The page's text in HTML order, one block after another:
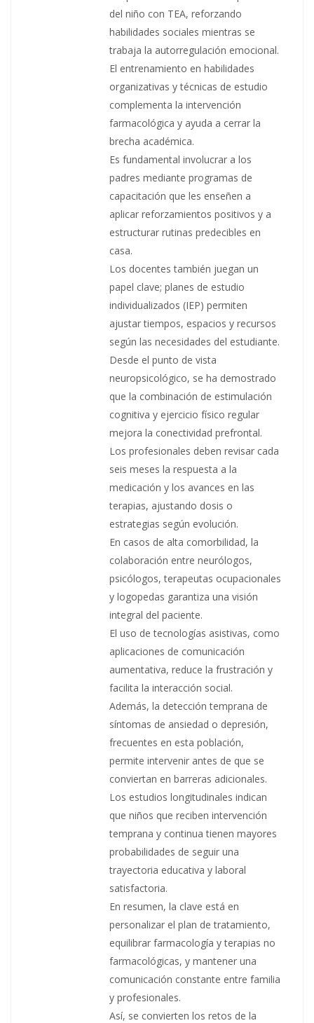
del niño con TEA, reforzando
habilidades sociales mientras se
trabaja la autorregulación emocional.
El entrenamiento en habilidades
organizativas y técnicas de estudio
complementa la intervención
farmacológica y ayuda a cerrar la
brecha académica.
Es fundamental involucrar a los
padres mediante programas de
capacitación que les enseñen a
aplicar reforzamientos positivos y a
estructurar rutinas predecibles en
casa.
Los docentes también juegan un
papel clave; planes de estudio
individualizados (IEP) permiten
ajustar tiempos, espacios y recursos
según las necesidades del estudiante.
Desde el punto de vista
neuropsicológico, se ha demostrado
que la combinación de estimulación
cognitiva y ejercicio físico regular
mejora la conectividad prefrontal.
Los profesionales deben revisar cada
seis meses la respuesta a la
medicación y los avances en las
terapias, ajustando dosis o
estrategias según evolución.
En casos de alta comorbilidad, la
colaboración entre neurólogos,
psicólogos, terapeutas ocupacionales
y logopedas garantiza una visión
integral del paciente.
El uso de tecnologías asistivas, como
aplicaciones de comunicación
aumentativa, reduce la frustración y
facilita la interacción social.
Además, la detección temprana de
síntomas de ansiedad o depresión,
frecuentes en esta población,
permite intervenir antes de que se
conviertan en barreras adicionales.
Los estudios longitudinales indican
que niños que reciben intervención
temprana y continua tienen mayores
probabilidades de seguir una
trayectoria educativa y laboral
satisfactoria.
En resumen, la clave está en
personalizar el plan de tratamiento,
equilibrar farmacología y terapias no
farmacológicas, y mantener una
comunicación constante entre familia
y profesionales.
Así, se convierten los retos de la